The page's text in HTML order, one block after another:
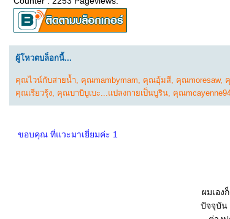
ผู้โหวตบล็อกนี้...
คุณไวน์กับสายน้ำ, คุณmambymam, คุณอุ้มสี, คุณmoresaw,
คุณเรียวรุ้ง, คุณบาบิบูเบะ...แปลงกายเป็นบูริน, คุณ
ขอบคุณ ที่แวะมาเยี่ยมค่ะ 1